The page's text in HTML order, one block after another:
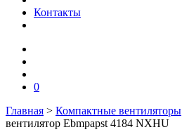
Контакты
0
Главная > Компактные вентиляторы
вентилятор Ebmpapst 4184 NXHU